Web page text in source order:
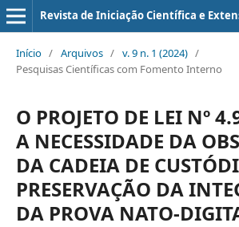
Início / Arquivos / v. 9 n. 1 (2024) /
Pesquisas Científicas com Fomento Interno
O PROJETO DE LEI Nº
A NECESSIDADE DA
DA CADEIA DE
PRESERVAÇÃO DA
DA PROVA NATO-